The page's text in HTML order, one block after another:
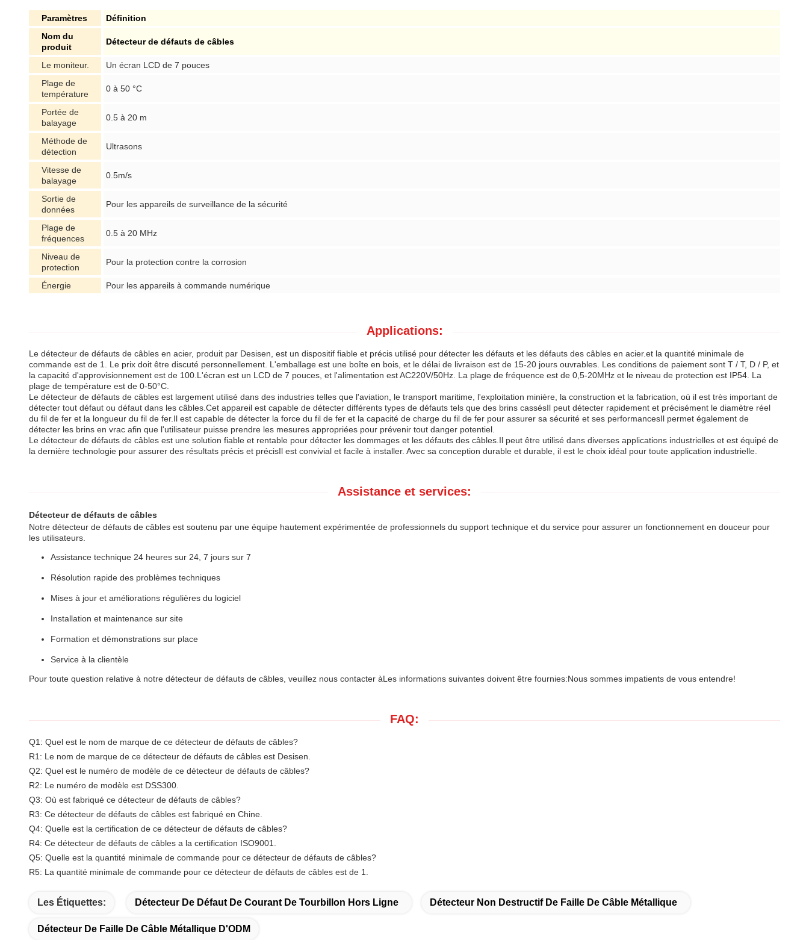
Paramètres
Définition
Nom du
produit
Détecteur de défauts de câbles
Le moniteur.
Un écran LCD de 7 pouces
Plage de
température
0 à 50 °C
Portée de
balayage
0.5 à 20 m
Méthode de
détection
Ultrasons
Vitesse de
balayage
0.5m/s
Sortie de
données
Pour les appareils de surveillance de la sécurité
Plage de
fréquences
0.5 à 20 MHz
Niveau de
protection
Pour la protection contre la corrosion
Énergie Pour les appareils à commande numérique
Applications:
Le détecteur de défauts de câbles en acier, produit par Desisen, est un dispositif fiable et précis utilisé pour détecter les défauts et les défauts des câbles en acier.et la quantité minimale de
commande est de 1. Le prix doit être discuté personnellement. L'emballage est une boîte en bois, et le délai de livraison est de 15-20 jours ouvrables. Les conditions de paiement sont T / T, D / P, et
la capacité d'approvisionnement est de 100.L'écran est un LCD de 7 pouces, et l'alimentation est AC220V/50Hz. La plage de fréquence est de 0,5-20MHz et le niveau de protection est IP54. La
plage de température est de 0-50°C.
Le détecteur de défauts de câbles est largement utilisé dans des industries telles que l'aviation, le transport maritime, l'exploitation minière, la construction et la fabrication, où il est très important de
détecter tout défaut ou défaut dans les câbles.Cet appareil est capable de détecter différents types de défauts tels que des brins cassésIl peut détecter rapidement et précisément le diamètre réel
du fil de fer et la longueur du fil de fer.Il est capable de détecter la force du fil de fer et la capacité de charge du fil de fer pour assurer sa sécurité et ses performancesIl permet également de
détecter les brins en vrac afin que l'utilisateur puisse prendre les mesures appropriées pour prévenir tout danger potentiel.
Le détecteur de défauts de câbles est une solution fiable et rentable pour détecter les dommages et les défauts des câbles.Il peut être utilisé dans diverses applications industrielles et est équipé de
la dernière technologie pour assurer des résultats précis et précisIl est convivial et facile à installer. Avec sa conception durable et durable, il est le choix idéal pour toute application industrielle.
Assistance et services:
Détecteur de défauts de câbles
Notre détecteur de défauts de câbles est soutenu par une équipe hautement expérimentée de professionnels du support technique et du service pour assurer un fonctionnement en douceur pour
les utilisateurs.
Assistance technique 24 heures sur 24, 7 jours sur 7
Résolution rapide des problèmes techniques
Mises à jour et améliorations régulières du logiciel
Installation et maintenance sur site
Formation et démonstrations sur place
Service à la clientèle
Pour toute question relative à notre détecteur de défauts de câbles, veuillez nous contacter àLes informations suivantes doivent être fournies:Nous sommes impatients de vous entendre!
FAQ:
Q1: Quel est le nom de marque de ce détecteur de défauts de câbles?
R1: Le nom de marque de ce détecteur de défauts de câbles est Desisen.
Q2: Quel est le numéro de modèle de ce détecteur de défauts de câbles?
R2: Le numéro de modèle est DSS300.
Q3: Où est fabriqué ce détecteur de défauts de câbles?
R3: Ce détecteur de défauts de câbles est fabriqué en Chine.
Q4: Quelle est la certification de ce détecteur de défauts de câbles?
R4: Ce détecteur de défauts de câbles a la certification ISO9001.
Q5: Quelle est la quantité minimale de commande pour ce détecteur de défauts de câbles?
R5: La quantité minimale de commande pour ce détecteur de défauts de câbles est de 1.
Les Étiquettes: Détecteur De Défaut De Courant De Tourbillon Hors Ligne Détecteur Non Destructif De Faille De Câble Métallique
Détecteur De Faille De Câble Métallique D'ODM